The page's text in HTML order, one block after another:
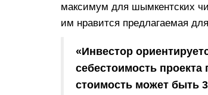
максимум для шымкентских
им нравится предлагаемая
«Инвестор
себестоимость
стоимость может быть